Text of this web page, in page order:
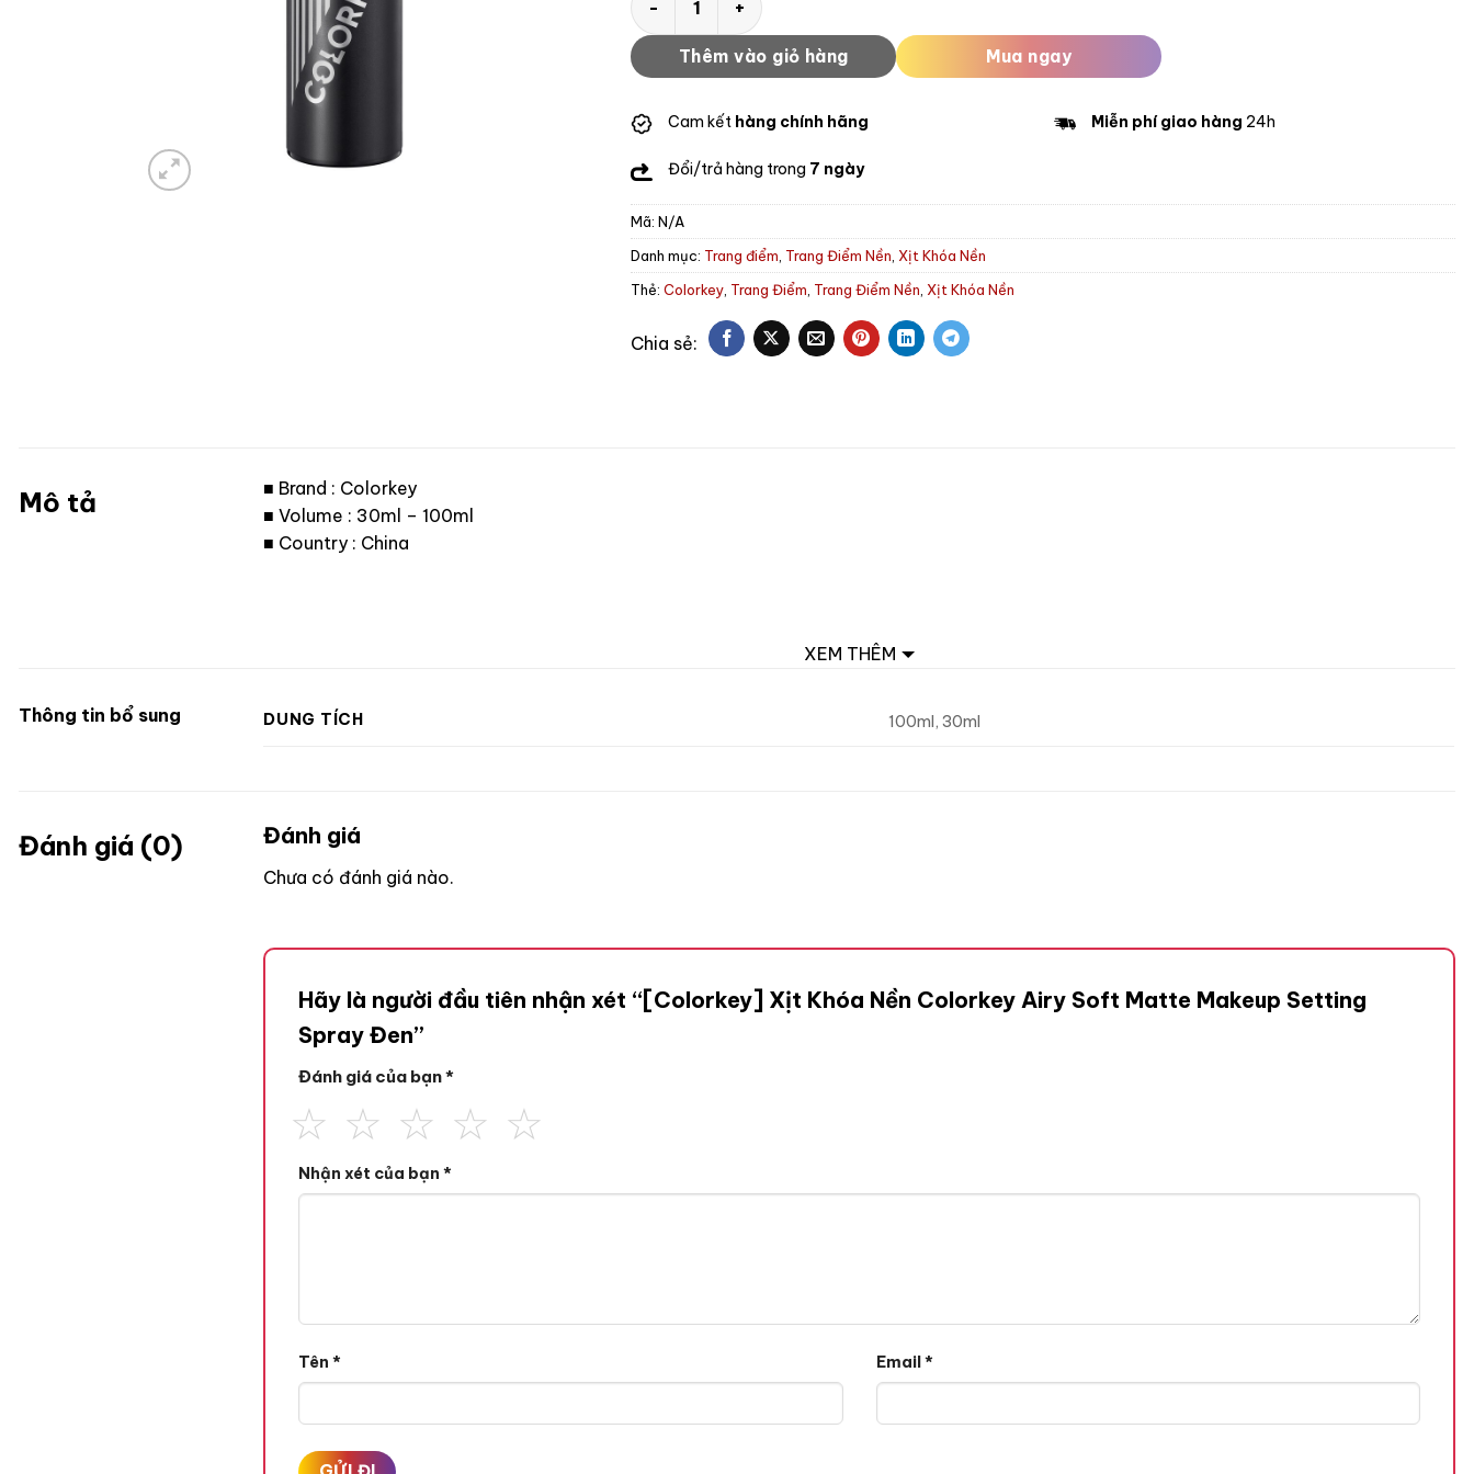
Thêm vào giỏ hàng Mua ngay
Cam kết hàng chính hãng Miễn phí giao hàng 24h
Đổi/trả hàng trong 7 ngày
Mã:N/A
Danh mục: Trang điểm, Trang Điểm Nền, Xịt Khóa Nền
Thẻ:Colorkey, Trang Điểm, Trang Điểm Nền, Xịt Khóa Nền
Mô tả
■ Brand : Colorkey
■ Volume : 30ml – 100ml
■ Country : China
XEM THÊM
Thông tin bổ sung DUNG TÍCH 100ml, 30ml
Đánh giá (0) Đánh giá
Chưa có đánh giá nào.
Hãy là người đầu tiên nhận xét “[Colorkey] Xịt Khóa Nền Colorkey Airy Soft Matte Makeup Setting
Spray Đen”
Đánh giá của bạn*
Nhận xét của bạn*
Tên* Email *